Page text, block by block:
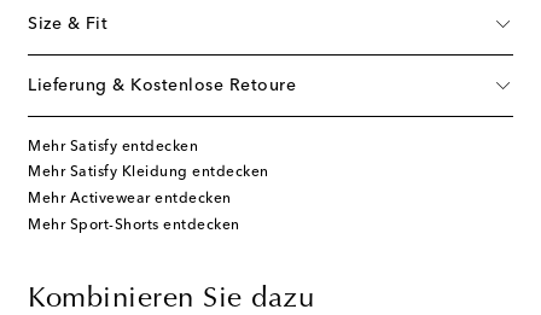
Size & Fit
Lieferung & Kostenlose Retoure
Mehr Satisfy entdecken
Mehr Satisfy Kleidung entdecken
Mehr Activewear entdecken
Mehr Sport-Shorts entdecken
Kombinieren Sie dazu